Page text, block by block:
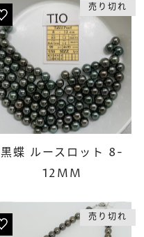
売り切れ
黒蝶 ルースロット 8-
12MM
売り切れ